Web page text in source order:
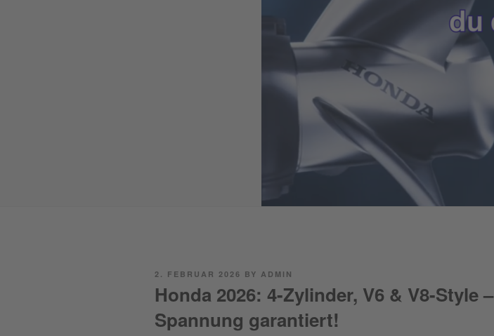
POSTED
2. FEBRUAR 2026 BY ADMIN
Honda 2026: 4-Zylinder, V6 & V8-Style –
Spannung garantiert!